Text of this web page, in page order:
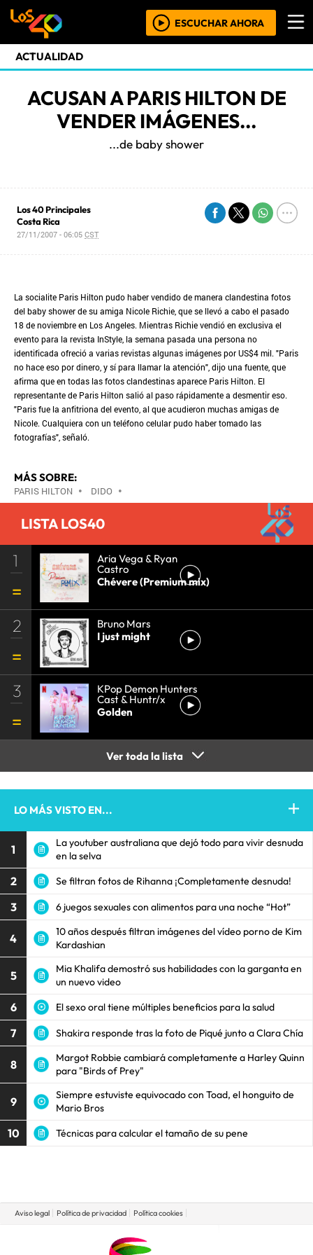
ESCUCHAR AHORA
ACTUALIDAD
ACUSAN A PARIS HILTON DE
VENDER IMÁGENES...
...de baby shower
Los 40 Principales
Costa Rica
27/11/2007 - 06:05CST
La socialite Paris Hilton pudo haber vendido de manera clandestina fotos
del baby shower de su amiga Nicole Richie, que se llevó a cabo el pasado
18 de noviembre en Los Angeles. Mientras Richie vendió en exclusiva el
evento para la revista InStyle, la semana pasada una persona no
identificada ofreció a varias revistas algunas imágenes por US$4 mil. "Paris
no hace eso por dinero, y sí para llamar la atención", dijo una fuente, que
afirma que en todas las fotos clandestinas aparece Paris Hilton. El
representante de Paris Hilton salió al paso rápidamente a desmentir eso.
"Paris fue la anfitriona del evento, al que acudieron muchas amigas de
Nicole. Cualquiera con un teléfono celular pudo haber tomado las
fotografías", señaló.
MÁS SOBRE:
PARIS HILTON • DIDO •
LISTA LOS40
1 Aria Vega & Ryan
Castro
Chévere (Premium mix)
2
Bruno Mars
I just might
3 KPop Demon Hunters
Cast & Huntr/x
Golden
Ver toda la lista
LO MÁS VISTO EN...
1
La youtuber australiana que dejó todo para vivir desnuda
en la selva
2 Se filtran fotos de Rihanna ¡Completamente desnuda!
3 6 juegos sexuales con alimentos para una noche “Hot”
4
10 años después filtran imágenes del vídeo porno de Kim
Kardashian
5
Mia Khalifa demostró sus habilidades con la garganta en
un nuevo video
6 El sexo oral tiene múltiples beneficios para la salud
7 Shakira responde tras la foto de Piqué junto a Clara Chía
8
Margot Robbie cambiará completamente a Harley Quinn
para "Birds of Prey"
9
Siempre estuviste equivocado con Toad, el honguito de
Mario Bros
10 Técnicas para calcular el tamaño de su pene
Aviso legal Política de privacidad Política cookies